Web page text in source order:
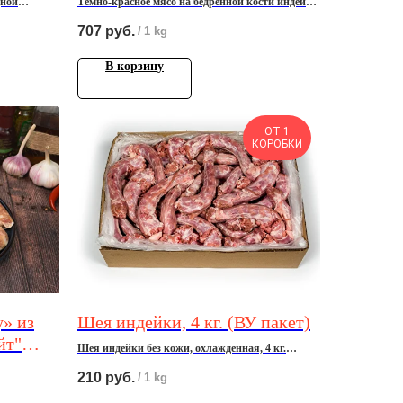
707 руб. / 1 kg
В корзину
из
ОТ 1
КОРОБКИ
Шея индейки, 4 кг. (ВУ пакет)
Шея индейки без кожи, охлажденная, 4 кг.
При оформлении заказа введите кол-во товара,
210 руб. / 1 kg